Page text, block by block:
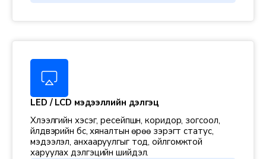
LED / LCD мэдээллийн дэлгэц
Хүлээлгийн хэсэг, ресейпшн, коридор, зогсоол,
үйлдвэрийн бүс, хяналтын өрөө зэрэгт статус,
мэдээлэл, анхааруулгыг тод, ойлгомжтой
харуулах дэлгэцийн шийдэл.